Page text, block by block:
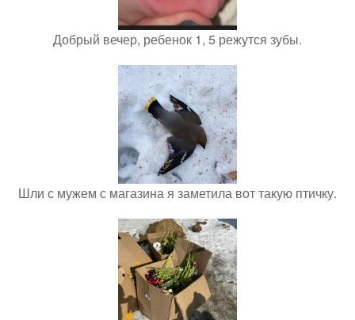
Добрый вечер, ребенок 1, 5 режутся зубы.
Шли с мужем с магазина я заметила вот такую птичку.